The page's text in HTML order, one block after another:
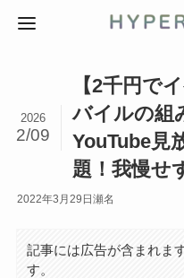
【2千円で
バイルの組
YouTube見
題！我慢せ
2026
2/09
2022年3月29日 瀬名
記事には広告が含まれま
す。